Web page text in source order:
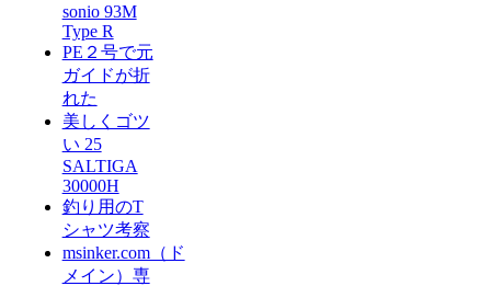
sonio 93M
Type R
PE２号で元
ガイドが折
れた
美しくゴツ
い 25
SALTIGA
30000H
釣り用のT
シャツ考察
msinker.com（ド
メイン）専